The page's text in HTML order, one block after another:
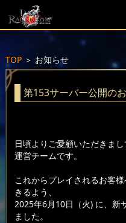
TOP＞ お知らせ
第153サーバー公開の
日頃よりご愛顧いただきま
運営チームです。
これからプレイされるお客
きるよう、
2025年6月10日（火) に、新
ました。